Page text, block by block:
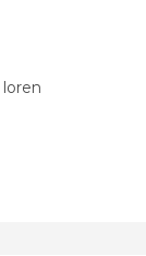
loren